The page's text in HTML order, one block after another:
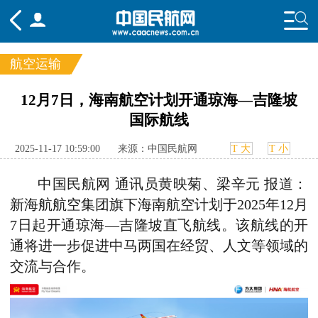
频道
国内
航图 智库 专题 舆情
航空运输
12月7日，海南航空计划开通琼海—吉隆坡
国际航线
2025-11-17 10:59:00 来源：中国民航网 T 大 T 小
中国民航网 通讯员黄映菊、梁辛元 报道：
新海航航空集团旗下海南航空计划于2025年12月
7日起开通琼海—吉隆坡直飞航线。 该航线的开
通将进一步促进中马两国在经贸、人文等领域的
交流与合作。